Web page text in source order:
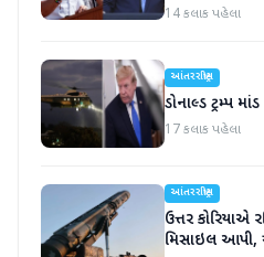
14 કલાક પહેલા
આંતરરાષ્ટ્રીય
ડોનાલ્ડ ટ્રમ્પ
17 કલાક પહેલા
આંતરરાષ્ટ્રીય
ઉત્તર કોરિયાએ
મિસાઇલ આપી,